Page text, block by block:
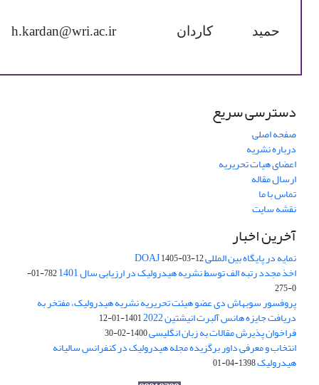
حمید کاردان h.kardan@wri.ac.ir
دسترسی سریع
صفحه اصلی
درباره نشریه
اعضای هیات تحریریه
ارسال مقاله
تماس با ما
نقشه سایت
آخرین اخبار
نمایه در پایگاه بین المللی DOAJ1405-03-12
اخذ مجدد رتبه الف توسط نشریه هیدرولیک در ارزیابی سال 1401
782-01-
0-275
پروفسور سوبهاش دی عضو هیئت تحریریه نشریه هیدرولیک، مفتخر به
دریافت جایزه هانس آلبرت انیشتین 2022 1401-01-12
فراخوان پذیرش مقالات به زبان انگلیسی1400-02-30
انتخاب و معرفی داور برگزیده مجله هیدرولیک در کنفرانس سالیانه
هیدرولیک1398-04-01